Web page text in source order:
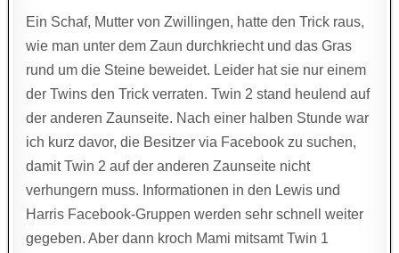
Ein Schaf, Mutter von Zwillingen, hatte den Trick raus,
wie man unter dem Zaun durchkriecht und das Gras
rund um die Steine beweidet. Leider hat sie nur einem
der Twins den Trick verraten. Twin 2 stand heulend auf
der anderen Zaunseite. Nach einer halben Stunde war
ich kurz davor, die Besitzer via Facebook zu suchen,
damit Twin 2 auf der anderen Zaunseite nicht
verhungern muss. Informationen in den Lewis und
Harris Facebook-Gruppen werden sehr schnell weiter
gegeben. Aber dann kroch Mami mitsamt Twin 1